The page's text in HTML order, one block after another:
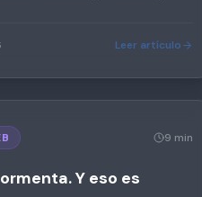
Leer artículo
9 min
Y eso es